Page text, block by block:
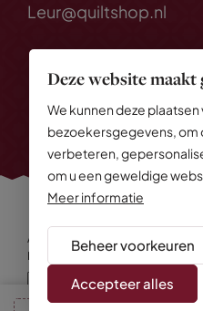
Deze website
We kunnen deze plaatsen
bezoekersgegevens, om
verbeteren,
om u een geweldige
Meer informatie
Beheer voorkeuren
Accepteer alles
Leur@quiltshop.nl
Alle rechten voorbehouden
Privacy Policy
Algemene